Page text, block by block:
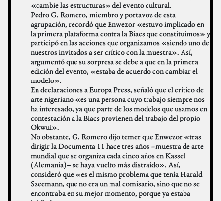
«cambie las estructuras» del evento cultural.
Pedro G. Romero, miembro y portavoz de esta
agrupación, recordó que Enwezor «estuvo implicado en
la primera plataforma contra la Biacs que constituimos» y
participó en las acciones que organizamos «siendo uno de
nuestros invitados a ser crítico con la muestra». Así,
argumentó que su sorpresa se debe a que en la primera
edición del evento, «estaba de acuerdo con cambiar el
modelo».
En declaraciones a Europa Press, señaló que el crítico de
arte nigeriano «es una persona cuyo trabajo siempre nos
ha interesado, ya que parte de los modelos que usamos en
contestación a la Biacs provienen del trabajo del propio
Okwui».
No obstante, G. Romero dijo temer que Enwezor «tras
dirigir la Documenta 11 hace tres años –muestra de arte
mundial que se organiza cada cinco años en Kassel
(Alemania)– se haya vuelto más distraído». Así,
consideró que «es el mismo problema que tenía Harald
Szeemann, que no era un mal comisario, sino que no se
encontraba en su mejor momento, porque ya estaba